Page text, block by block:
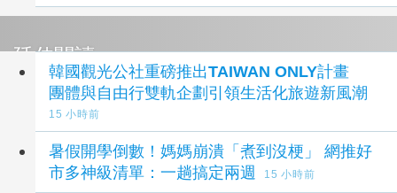
延伸閱讀
韓國觀光公社重磅推出TAIWAN ONLY計畫
團體與自由行雙軌企劃引領生活化旅遊新風潮
15 小時前
暑假開學倒數！媽媽崩潰「煮到沒梗」 網推好
市多神級清單：一趟搞定兩週
15 小時前